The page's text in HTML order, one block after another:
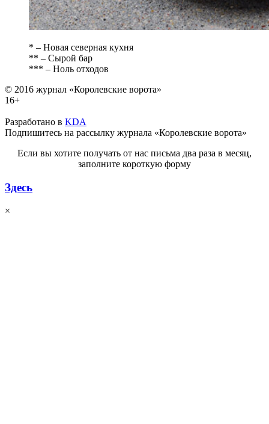
* – Новая северная кухня
** – Сырой бар
*** – Ноль отходов
© 2016 журнал «Королевские ворота»
16+
Разработано в KDA
Подпишитесь на рассылку журнала «Королевские ворота»
Если вы хотите получать от нас письма два раза в месяц,
заполните короткую форму
Здесь
×